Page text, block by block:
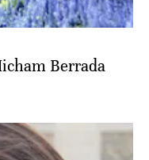
Berrada